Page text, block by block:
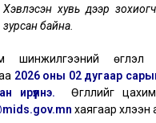
Хэвлэсэн хувь дээр
зурсан байна.
шинжилгээний өгүүлэл
2026 оны 02 дугаар
ирүүлнэ. Өгүүллийг
хаягаар хүлээн